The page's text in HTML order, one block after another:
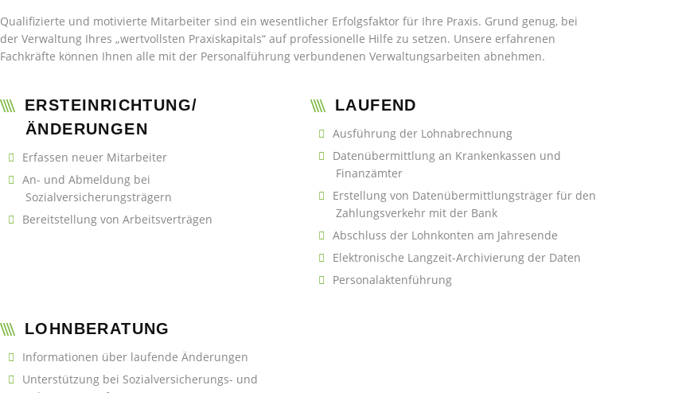
Qualifizierte und motivierte Mitarbeiter sind ein wesentlicher Erfolgsfaktor für Ihre Praxis. Grund genug, bei
der Verwaltung Ihres „wertvollsten Praxiskapitals“ auf professionelle Hilfe zu setzen. Unsere erfahrenen
Fachkräfte können Ihnen alle mit der Personalführung verbundenen Verwaltungsarbeiten abnehmen.
ERSTEINRICHTUNG/
ÄNDERUNGEN
Erfassen neuer Mitarbeiter
An- und Abmeldung bei
Sozialversicherungsträgern
Bereitstellung von Arbeitsverträgen
LAUFEND
Ausführung der Lohnabrechnung
Datenübermittlung an Krankenkassen und
Finanzämter
Erstellung von Datenübermittlungsträger für den
Zahlungsverkehr mit der Bank
Abschluss der Lohnkonten am Jahresende
Elektronische Langzeit-Archivierung der Daten
Personalaktenführung
LOHNBERATUNG
Informationen über laufende Änderungen
Unterstützung bei Sozialversicherungs- und